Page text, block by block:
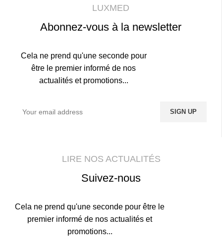
LUXMED
Abonnez-vous à la newsletter
Cela ne prend qu'une seconde pour
être le premier informé de nos
actualités et promotions...
LIRE NOS ACTUALITÉS
Suivez-nous
Cela ne prend qu'une seconde pour être le
premier informé de nos actualités et
promotions...